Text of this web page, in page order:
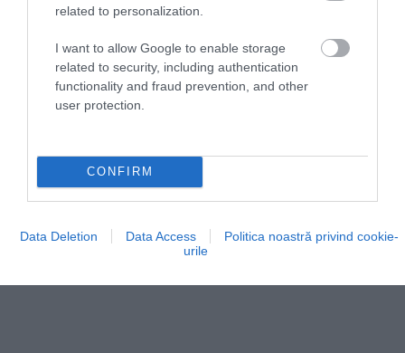
related to personalization.
I want to allow Google to enable storage
related to security, including authentication
functionality and fraud prevention, and other
user protection.
CONFIRM
Data Deletion Data Access
Politica noastră privind cookie-
urile